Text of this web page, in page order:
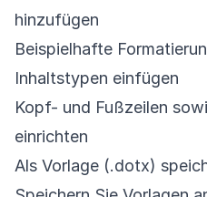
hinzufügen
Beispielhafte
Inhaltstypen einfügen
Kopf- und Fußzeilen
einrichten
Als Vorlage (.dotx)